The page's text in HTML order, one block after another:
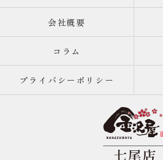
会社概要
コラム
プライバシーポリシー